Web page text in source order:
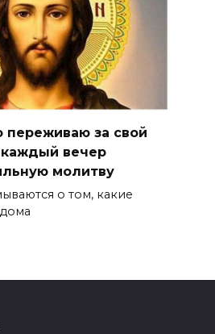
переживаю за свой
вечер
молитву
о том, какие